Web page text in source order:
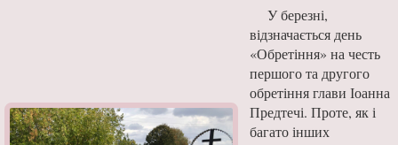
У березні,
відзначається день
«Обретіння» на честь
першого та другого
обретіння глави Іоанна
Предтечі. Проте, як і
багато інших